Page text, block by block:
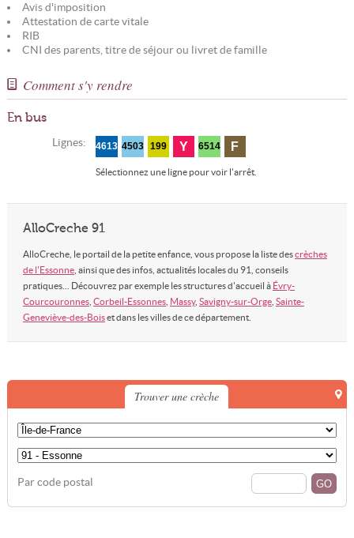
Avis d'imposition
Attestation de carte vitale
RIB
CNI des parents, titre de séjour ou livret de famille
Comment s'y rendre
En bus
Lignes: 4613 4503 199 Y 6514 F
Sélectionnez une ligne pour voir l'arrêt.
AlloCreche 91
AlloCreche, le portail de la petite enfance, vous propose la liste descrèches
de l'Essonne, ainsi que des infos, actualités locales du 91, conseils
pratiques... Découvrez par exemple les structures d'accueil à Évry-
Courcouronnes, Corbeil-Essonnes, Massy, Savigny-sur-Orge, Sainte-
Geneviève-des-Boiset dans les villes de ce département.
Trouver une crèche
Par code postal